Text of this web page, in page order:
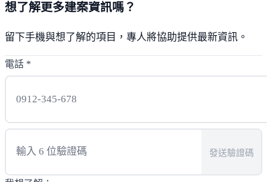
想了解更多建案資訊嗎？
留下手機與想了解的項目，專人將協助提供最新資訊。
電話 *
發送驗證碼